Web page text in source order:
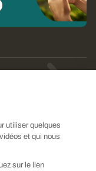
utiliser quelques
et qui nous
sur le lien